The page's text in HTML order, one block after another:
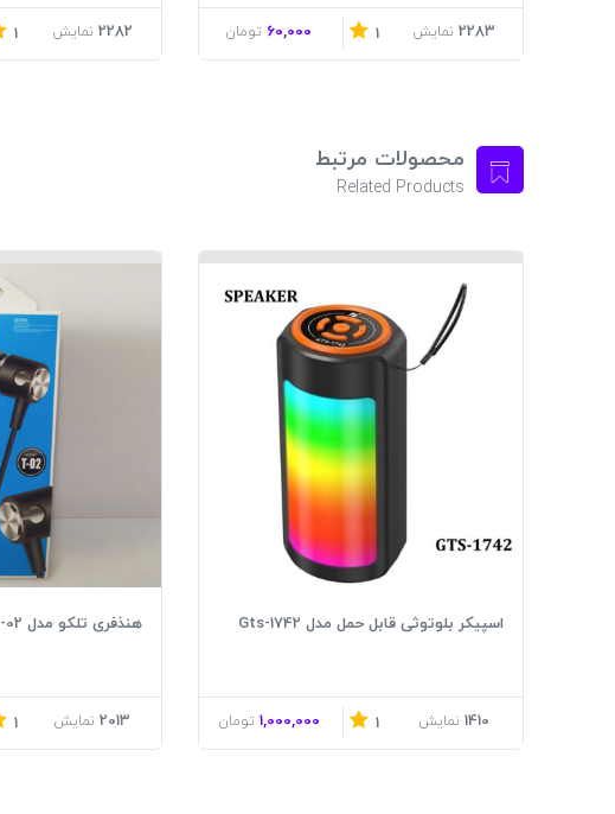
2283 نمایش 1
60,000 تومان 2282 نمایش 1
محصولات مرتبط
Related Products
اسپیکر بلوتوثی قابل حمل مدل Gts-1742
1410 نمایش 1
1,000,000 تومان
هنذفری تلکو مدل t-02
2013 نمایش 1